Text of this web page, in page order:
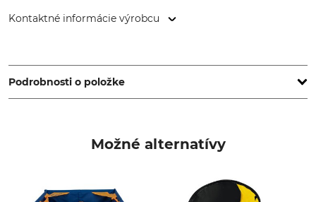
Kontaktné informácie výrobcu
Malataverne, France, www.ftc-tree.com
Podrobnosti o položke
Možné alternatívy